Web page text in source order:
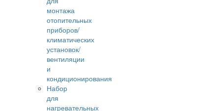
монтажа
отопительных
приборов/
климатических
установок/
вентиляции
и
кондиционирования
Набор
для
нагревательных